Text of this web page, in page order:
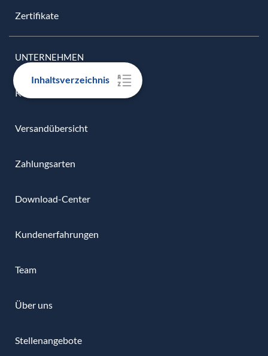
Inhaltsverzeichnis
Zertifikate
UNTERNEHMEN
Kontakt
Versandübersicht
Zahlungsarten
Download-Center
Kundenerfahrungen
Team
Über uns
Stellenangebote